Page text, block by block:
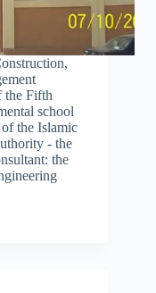
the Fifth
school
the Islamic
- the
the